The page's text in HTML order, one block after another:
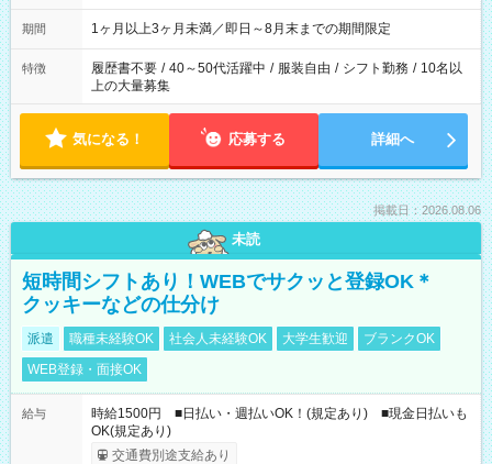
ます
期間 1ヶ月以上3ヶ月未満／即日～8月末までの期間限定
特徴 履歴書不要 / 40～50代活躍中 / 服装自由 / シフト勤務 / 10名以
上の大量募集
気になる！ 応募する 詳細へ
掲載日：2026.08.06
未読
短時間シフトあり！WEBでサクッと登録OK＊
クッキーなどの仕分け
派遣 職種未経験OK 社会人未経験OK 大学生歓迎
ブランクOK
WEB登録・面接OK
給与
時給1500円 ■日払い・週払いOK！(規定あり) ■現金日払いも
OK(規定あり)
交通費別途支給あり